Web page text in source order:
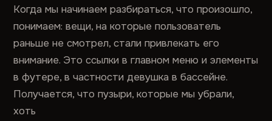
Когда мы начинаем разбираться, что произошло,
понимаем: вещи, на которые пользователь
раньше не смотрел, стали привлекать его
внимание. Это ссылки в главном меню и элементы
в футере, в частности девушка в бассейне.
Получается, что пузыри, которые мы убрали,
хоть